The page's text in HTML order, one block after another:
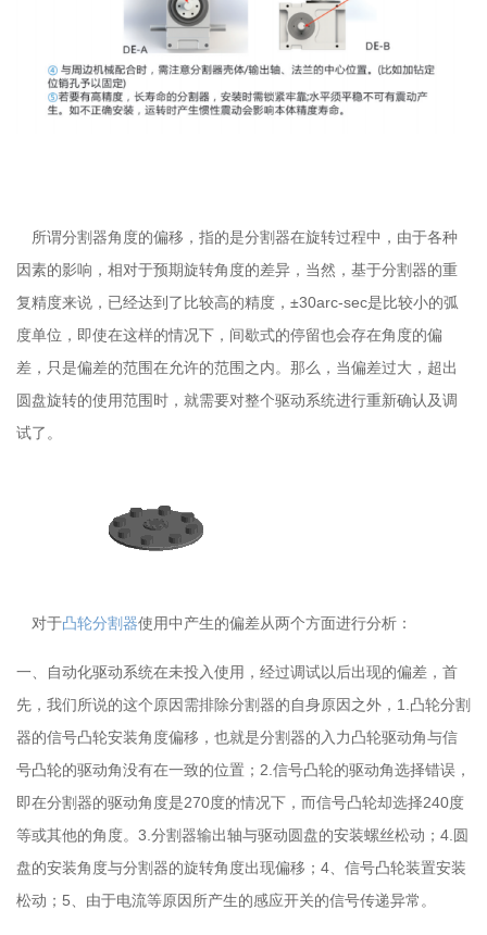
所谓分割器角度的偏移，指的是分割器在旋转过程中，由于各种
因素的影响，相对于预期旋转角度的差异，当然，基于分割器的重
复精度来说，已经达到了比较高的精度， ±30arc-sec是比较小的弧
度单位，即使在这样的情况下，间歇式的停留也会存在角度的偏
差，只是偏差的范围在允许的范围之内。那么，当偏差过大，超出
圆盘旋转的使用范围时，就需要对整个驱动系统进行重新确认及调
试了。
对于凸轮分割器使用中产生的偏差从两个方面进行分析：
一、自动化驱动系统在未投入使用，经过调试以后出现的偏差，首
先，我们所说的这个原因需排除分割器的自身原因之外， 1.凸轮分割
器的信号凸轮安装角度偏移，也就是分割器的入力凸轮驱动角与信
号凸轮的驱动角没有在一致的位置；2.信号凸轮的驱动角选择错误，
即在分割器的驱动角度是270度的情况下，而信号凸轮却选择240度
等或其他的角度。3.分割器输出轴与驱动圆盘的安装螺丝松动；4.圆
盘的安装角度与分割器的旋转角度出现偏移；4、信号凸轮装置安装
松动；5、由于电流等原因所产生的感应开关的信号传递异常。